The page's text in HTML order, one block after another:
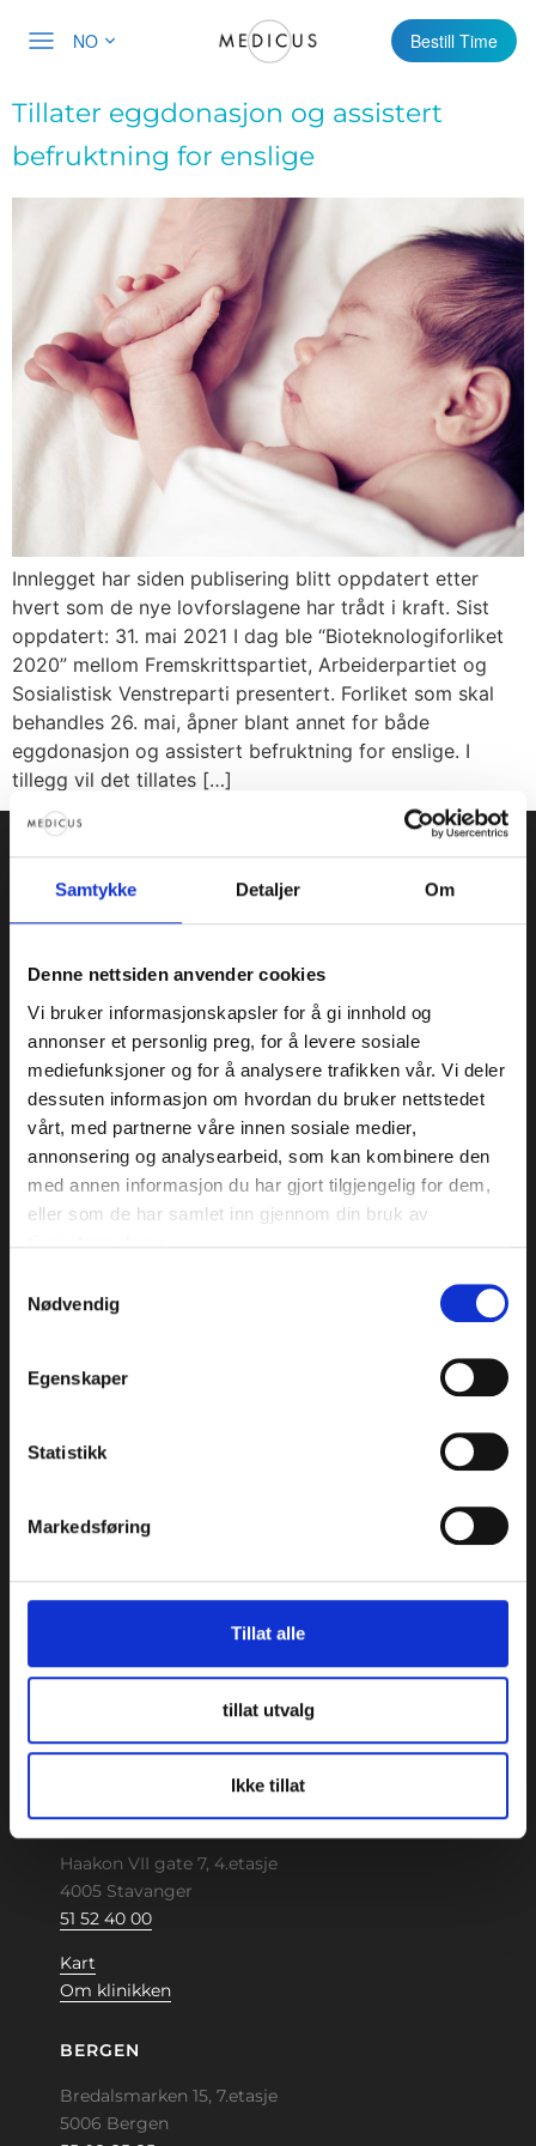
Samtykke Detaljer Om
Denne nettsiden anvender cookies
Vi bruker informasjonskapsler for å gi innhold og
annonser et personlig preg, for å levere sosiale
mediefunksjoner og for å analysere trafikken vår. Vi deler
dessuten informasjon om hvordan du bruker nettstedet
vårt, med partnerne våre innen sosiale medier,
annonsering og analysearbeid, som kan kombinere den
med annen informasjon du har gjort tilgjengelig for dem,
eller som de har samlet inn gjennom din bruk av
Nødvendig
Egenskaper
Statistikk
Markedsføring
Tillat alle
tillat utvalg
Ikke tillat
NO Bestill Time
Tillater eggdonasjon og assistert
befruktning for enslige
Innlegget har siden publisering blitt oppdatert etter
hvert som de nye lovforslagene har trådt i kraft. Sist
oppdatert: 31. mai 2021 I dag ble “Bioteknologiforliket
2020” mellom Fremskrittspartiet, Arbeiderpartiet og
Sosialistisk Venstreparti presentert. Forliket som skal
behandles 26. mai, åpner blant annet for både
eggdonasjon og assistert befruktning for enslige. I
tillegg vil det tillates […]
befruktning, og er et av Norges mest erfarne
senter innen klinisk forskning.
Personvernerklæring
Aktsomhetsvurdering
Beddingen 8, 4. etasje
Stortingsgata 30, 6.etasje
22 46 76 30
STAVANGER
Haakon VII gate 7, 4.etasje
4005 Stavanger
51 52 40 00
Kart
Om klinikken
BERGEN
Bredalsmarken 15, 7.etasje
5006 Bergen